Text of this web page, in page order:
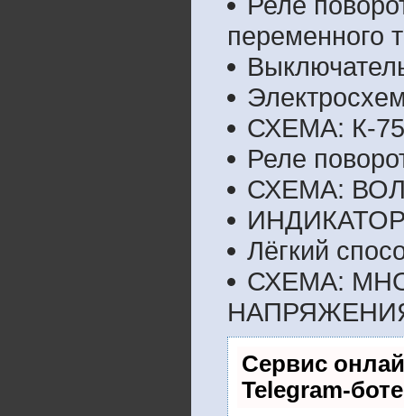
переменного
СХЕМА: К-
Реле
СХЕМА:
Лёгкий
СХЕМА:
Сервис
Telegram-боте